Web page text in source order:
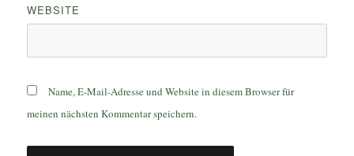
WEBSITE
Name, E-Mail-Adresse und Website in diesem Browser für
meinen nächsten Kommentar speichern.